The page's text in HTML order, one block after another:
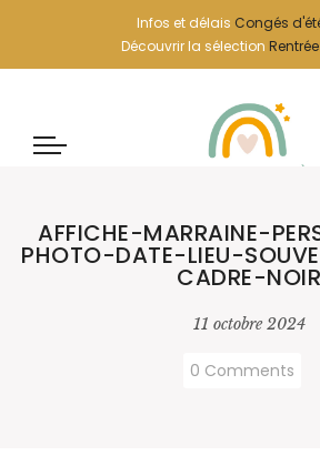
Infos et délais Congés
Découvrir la sélection
AFFICHE-MARRAINE-
PHOTO-DATE-LIEU-
CADRE-NOIR
11 octobre 2024
0 Comments